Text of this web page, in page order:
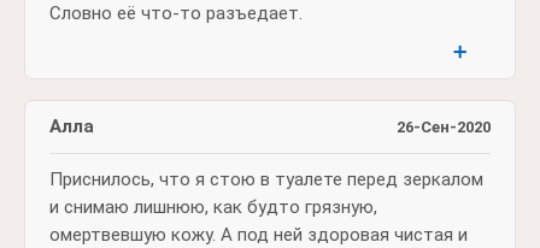
Словно её что-то разъедает.
➕
26-Сен-2020
Алла
Приснилось, что я стою в туалете перед зеркалом
и снимаю лишнюю, как будто грязную,
омертвевшую кожу. А под ней здоровая чистая и